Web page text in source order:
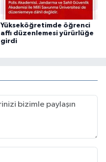
Yükseköğretimde öğrenci
affı düzenlemesi yürürlüğe
girdi